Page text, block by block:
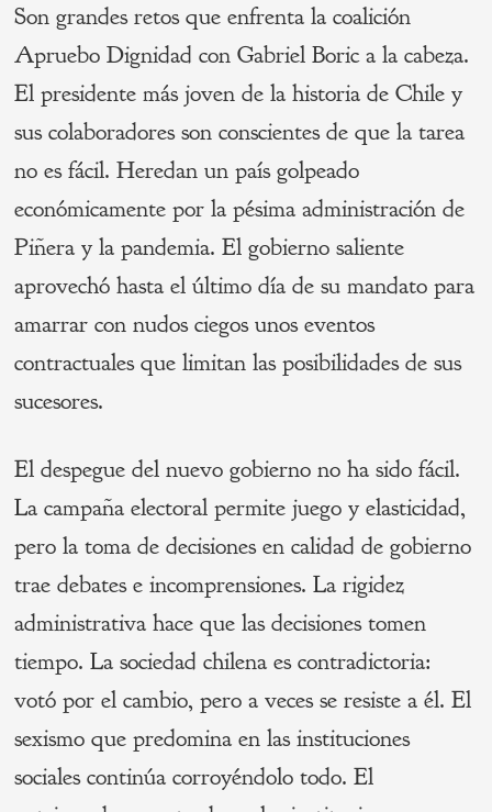
Son grandes retos que enfrenta la coalición
Apruebo Dignidad con Gabriel Boric a la cabeza.
El presidente más joven de la historia de Chile y
sus colaboradores son conscientes de que la tarea
no es fácil. Heredan un país golpeado
económicamente por la pésima administración de
Piñera y la pandemia. El gobierno saliente
aprovechó hasta el último día de su mandato para
amarrar con nudos ciegos unos eventos
contractuales que limitan las posibilidades de sus
sucesores.
El despegue del nuevo gobierno no ha sido fácil.
La campaña electoral permite juego y elasticidad,
pero la toma de decisiones en calidad de gobierno
trae debates e incomprensiones. La rigidez
administrativa hace que las decisiones tomen
tiempo. La sociedad chilena es contradictoria:
votó por el cambio, pero a veces se resiste a él. El
sexismo que predomina en las instituciones
sociales continúa corroyéndolo todo. El